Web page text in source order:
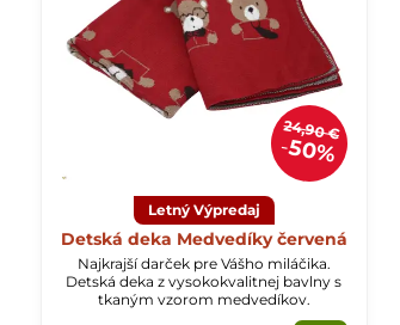
24,90 €
50%
Letný Výpredaj
Detská deka Medvedíky červená
Najkrajší darček pre Vášho miláčika.
Detská deka z vysokokvalitnej bavlny s
tkaným vzorom medvedíkov.